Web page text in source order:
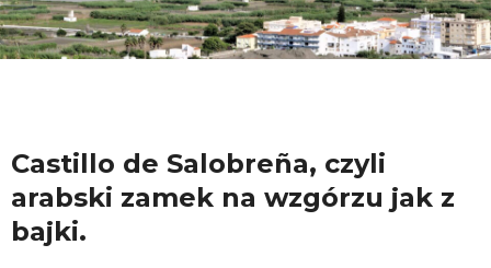
Castillo de Salobreña, czyli
arabski zamek na wzgórzu jak z
bajki.